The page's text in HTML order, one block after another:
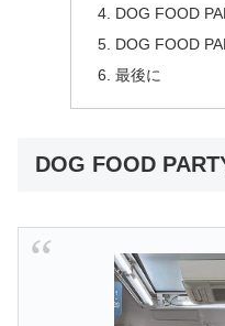
DOG FOOD
DOG FOOD
最後に
DOG FOOD